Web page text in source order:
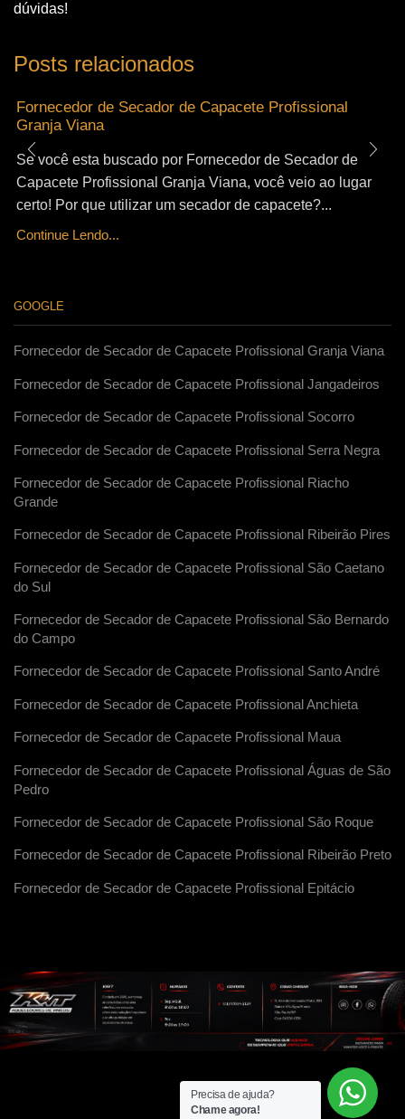
dúvidas!
Posts relacionados
Fornecedor de Secador de Capacete Profissional
Granja Viana
Se você esta buscado por Fornecedor de Secador de
Capacete Profissional Granja Viana, você veio ao lugar
certo! Por que utilizar um secador de capacete?...
Continue Lendo...
GOOGLE
Fornecedor de Secador de Capacete Profissional Granja Viana
Fornecedor de Secador de Capacete Profissional Jangadeiros
Fornecedor de Secador de Capacete Profissional Socorro
Fornecedor de Secador de Capacete Profissional Serra Negra
Fornecedor de Secador de Capacete Profissional Riacho
Grande
Fornecedor de Secador de Capacete Profissional Ribeirão Pires
Fornecedor de Secador de Capacete Profissional São Caetano
do Sul
Fornecedor de Secador de Capacete Profissional São Bernardo
do Campo
Fornecedor de Secador de Capacete Profissional Santo André
Fornecedor de Secador de Capacete Profissional Anchieta
Fornecedor de Secador de Capacete Profissional Maua
Fornecedor de Secador de Capacete Profissional Águas de São
Pedro
Fornecedor de Secador de Capacete Profissional São Roque
Fornecedor de Secador de Capacete Profissional Ribeirão Preto
Fornecedor de Secador de Capacete Profissional Epitácio
Precisa de ajuda?
Chame agora!